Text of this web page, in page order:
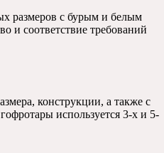
размеров с бурым и белым
и соответствие требований
конструкции, а также с
используется 3-х и 5-